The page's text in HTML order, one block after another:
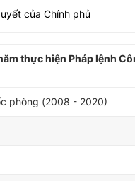
của Chính phủ
thực hiện Pháp lệnh
phòng (2008 - 2020)